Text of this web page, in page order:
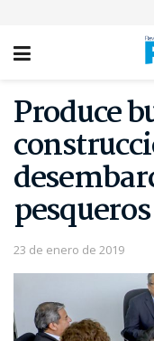
Produce
pesqueros
23 de enero de 2019